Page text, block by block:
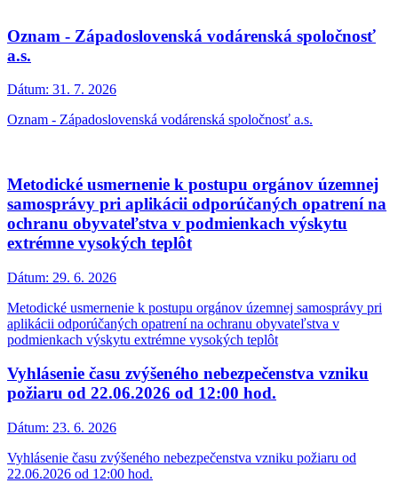
Oznam - Západoslovenská vodárenská spoločnosť
a.s.
Dátum: 31. 7. 2026
Oznam - Západoslovenská vodárenská spoločnosť a.s.
Metodické usmernenie k postupu orgánov územnej
samosprávy pri aplikácii odporúčaných opatrení na
ochranu obyvateľstva v podmienkach výskytu
extrémne vysokých teplôt
Dátum: 29. 6. 2026
Metodické usmernenie k postupu orgánov územnej samosprávy pri
aplikácii odporúčaných opatrení na ochranu obyvateľstva v
podmienkach výskytu extrémne vysokých teplôt
Vyhlásenie času zvýšeného nebezpečenstva vzniku
požiaru od 22.06.2026 od 12:00 hod.
Dátum: 23. 6. 2026
Vyhlásenie času zvýšeného nebezpečenstva vzniku požiaru od
22.06.2026 od 12:00 hod.